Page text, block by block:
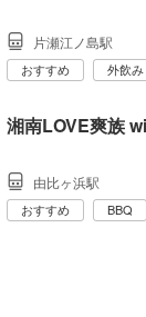
片瀬江ノ島駅
おすすめ 外飲み
湘南LOVE爽族
由比ヶ浜駅
おすすめ BBQ